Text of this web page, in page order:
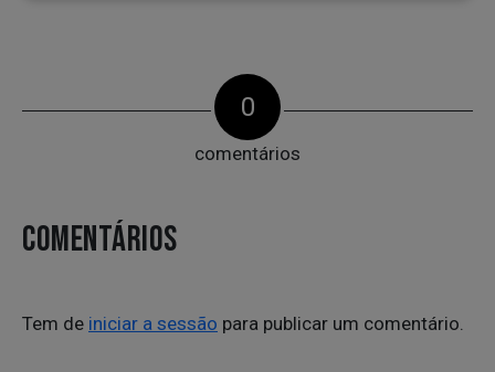
0
comentários
COMENTÁRIOS
Tem de iniciar a sessão para publicar um comentário.